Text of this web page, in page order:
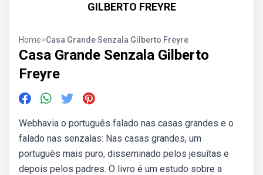
GILBERTO FREYRE
Home>Casa Grande Senzala Gilberto Freyre
Casa Grande Senzala Gilberto
Freyre
Webhavia o português falado nas casas grandes e o
falado nas senzalas: Nas casas grandes, um
português mais puro, disseminado pelos jesuítas e
depois pelos padres. O livro é um estudo sobre a